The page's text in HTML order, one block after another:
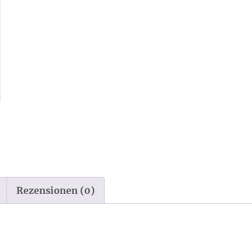
Rezensionen (0)